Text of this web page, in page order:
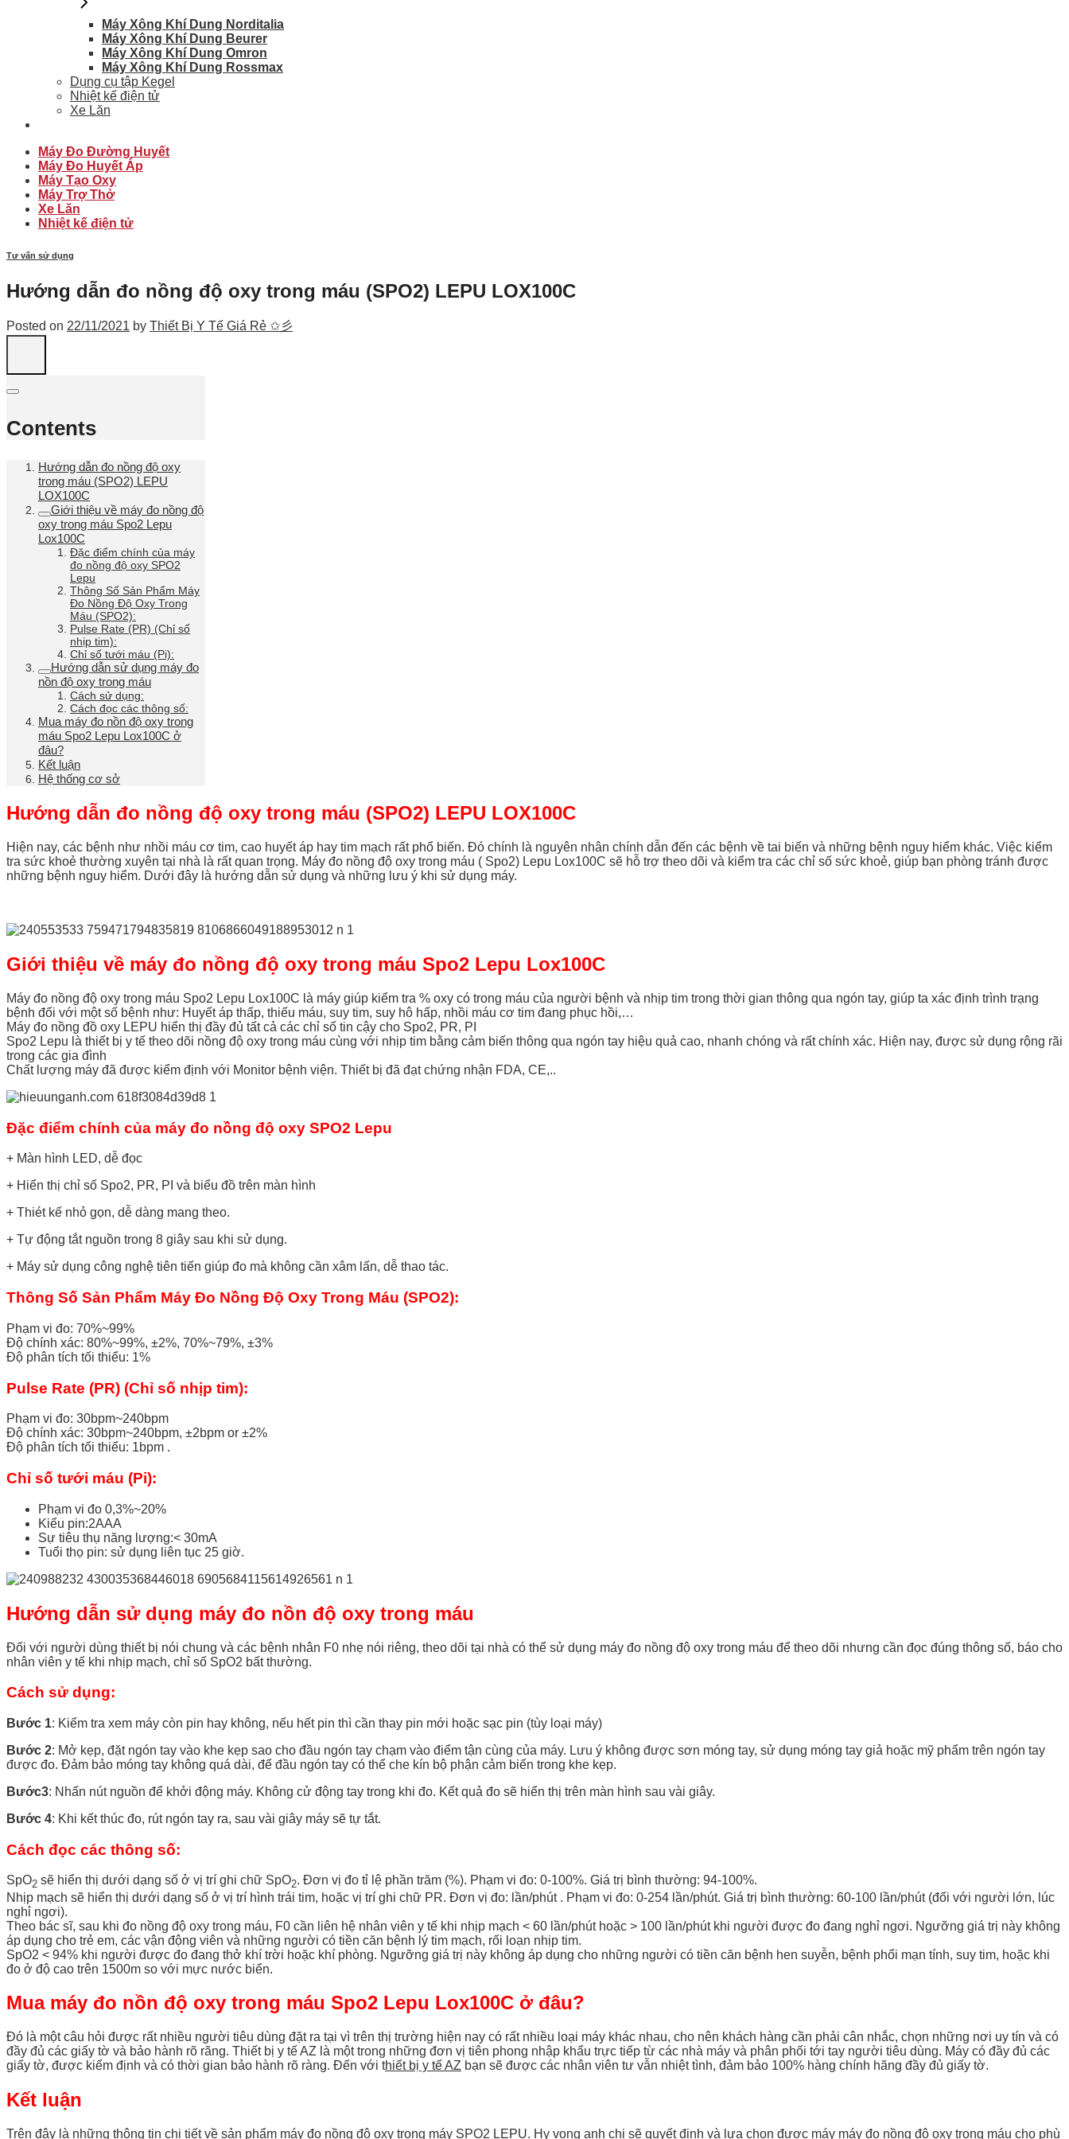
Máy Xông Khí Dung Norditalia
Máy Xông Khí Dung Beurer
Máy Xông Khí Dung Omron
Máy Xông Khí Dung Rossmax
Dụng cụ tập Kegel
Nhiệt kế điện tử
Xe Lăn
Máy Đo Đường Huyết
Máy Đo Huyết Áp
Máy Tạo Oxy
Máy Trợ Thở
Xe Lăn
Nhiệt kế điện tử
Tư vấn sử dụng
Hướng dẫn đo nồng độ oxy trong máu (SPO2) LEPU LOX100C
Posted on 22/11/2021 by Thiết Bị Y Tế Giá Rẻ ✩彡
Contents
Hướng dẫn đo nồng độ oxy
trong máu (SPO2) LEPU
LOX100C
Giới thiệu về máy đo nồng độ
oxy trong máu Spo2 Lepu
Lox100C
Đặc điểm chính của máy
đo nồng độ oxy SPO2
Lepu
Thông Số Sản Phẩm Máy
Đo Nồng Độ Oxy Trong
Máu (SPO2):
Pulse Rate (PR) (Chỉ số
nhịp tim):
Chỉ số tưới máu (Pi):
Hướng dẫn sử dụng máy đo
nồn độ oxy trong máu
Cách sử dụng:
Cách đọc các thông số:
Mua máy đo nồn độ oxy trong
máu Spo2 Lepu Lox100C ở
đâu?
Kết luận
Hệ thống cơ sở
Hướng dẫn đo nồng độ oxy trong máu (SPO2) LEPU LOX100C
Hiện nay, các bệnh như nhồi máu cơ tim, cao huyết áp hay tim mạch rất phổ biến. Đó chính là nguyên nhân chính dẫn đến các bệnh về tai biến và những bệnh nguy hiểm khác. Việc kiểm
tra sức khoẻ thường xuyên tại nhà là rất quan trọng. Máy đo nồng độ oxy trong máu ( Spo2) Lepu Lox100C sẽ hỗ trợ theo dõi và kiểm tra các chỉ số sức khoẻ, giúp bạn phòng tránh được
những bệnh nguy hiểm. Dưới đây là hướng dẫn sử dụng và những lưu ý khi sử dụng máy.
Giới thiệu về máy đo nồng độ oxy trong máu Spo2 Lepu Lox100C
Máy đo nồng độ oxy trong máu Spo2 Lepu Lox100C là máy giúp kiểm tra % oxy có trong máu của người bệnh và nhịp tim trong thời gian thông qua ngón tay, giúp ta xác định trình trạng
bệnh đối với một số bệnh như: Huyết áp thấp, thiếu máu, suy tim, suy hô hấp, nhồi máu cơ tim đang phục hồi,…
Máy đo nồng đồ oxy LEPU hiển thị đầy đủ tất cả các chỉ số tin cậy cho Spo2, PR, PI
Spo2 Lepu là thiết bị y tế theo dõi nồng độ oxy trong máu cùng với nhịp tim bằng cảm biến thông qua ngón tay hiệu quả cao, nhanh chóng và rất chính xác. Hiện nay, được sử dụng rộng rãi
trong các gia đình
Chất lượng máy đã được kiểm định với Monitor bệnh viện. Thiết bị đã đạt chứng nhận FDA, CE,..
Đặc điểm chính của máy đo nồng độ oxy SPO2 Lepu
+ Màn hình LED, dễ đọc
+ Hiển thị chỉ số Spo2, PR, PI và biểu đồ trên màn hình
+ Thiét kế nhỏ gọn, dễ dàng mang theo.
+ Tự động tắt nguồn trong 8 giây sau khi sử dụng.
+ Máy sử dụng công nghệ tiên tiến giúp đo mà không cần xâm lấn, dễ thao tác.
Thông Số Sản Phẩm Máy Đo Nồng Độ Oxy Trong Máu (SPO2):
Phạm vi đo: 70%~99%
Độ chính xác: 80%~99%, ±2%, 70%~79%, ±3%
Độ phân tích tối thiểu: 1%
Pulse Rate (PR) (Chỉ số nhịp tim):
Phạm vi đo: 30bpm~240bpm
Độ chính xác: 30bpm~240bpm, ±2bpm or ±2%
Độ phân tích tối thiểu: 1bpm .
Chỉ số tưới máu (Pi):
Phạm vi đo 0,3%~20%
Kiểu pin:2AAA
Sự tiêu thụ năng lượng:< 30mA
Tuổi thọ pin: sử dụng liên tục 25 giờ.
Hướng dẫn sử dụng máy đo nồn độ oxy trong máu
Đối với người dùng thiết bị nói chung và các bệnh nhân F0 nhẹ nói riêng, theo dõi tại nhà có thể sử dụng máy đo nồng độ oxy trong máu để theo dõi nhưng cần đọc đúng thông số, báo cho
nhân viên y tế khi nhịp mạch, chỉ số SpO2 bất thường.
Cách sử dụng:
Bước 1: Kiểm tra xem máy còn pin hay không, nếu hết pin thì cần thay pin mới hoặc sạc pin (tùy loại máy)
Bước 2: Mở kẹp, đặt ngón tay vào khe kẹp sao cho đầu ngón tay chạm vào điểm tận cùng của máy. Lưu ý không được sơn móng tay, sử dụng móng tay giả hoặc mỹ phẩm trên ngón tay
được đo. Đảm bảo móng tay không quá dài, để đầu ngón tay có thể che kín bộ phận cảm biến trong khe kẹp.
Bước3: Nhấn nút nguồn để khởi động máy. Không cử động tay trong khi đo. Kết quả đo sẽ hiển thị trên màn hình sau vài giây.
Bước 4: Khi kết thúc đo, rút ngón tay ra, sau vài giây máy sẽ tự tắt.
Cách đọc các thông số:
SpO2 sẽ hiển thị dưới dạng số ở vị trí ghi chữ SpO2. Đơn vị đo tỉ lệ phần trăm (%). Phạm vi đo: 0-100%. Giá trị bình thường: 94-100%.
Nhịp mạch sẽ hiển thị dưới dạng số ở vị trí hình trái tim, hoặc vị trí ghi chữ PR. Đơn vị đo: lần/phút . Phạm vi đo: 0-254 lần/phút. Giá trị bình thường: 60-100 lần/phút (đối với người lớn, lúc
nghỉ ngơi).
Theo bác sĩ, sau khi đo nồng độ oxy trong máu, F0 cần liên hệ nhân viên y tế khi nhịp mạch < 60 lần/phút hoặc > 100 lần/phút khi người được đo đang nghỉ ngơi. Ngưỡng giá trị này không
áp dụng cho trẻ em, các vận động viên và những người có tiền căn bệnh lý tim mạch, rối loạn nhịp tim.
SpO2 < 94% khi người được đo đang thở khí trời hoặc khí phòng. Ngưỡng giá trị này không áp dụng cho những người có tiền căn bệnh hen suyễn, bệnh phổi mạn tính, suy tim, hoặc khi
đo ở độ cao trên 1500m so với mực nước biển.
Mua máy đo nồn độ oxy trong máu Spo2 Lepu Lox100C ở đâu?
Đó là một câu hỏi được rất nhiều người tiêu dùng đặt ra tại vì trên thị trường hiện nay có rất nhiều loại máy khác nhau, cho nên khách hàng cần phải cân nhắc, chọn những nơi uy tín và có
đầy đủ các giấy tờ và bảo hành rõ rãng. Thiết bị y tế AZ là một trong những đơn vị tiên phong nhập khẩu trực tiếp từ các nhà máy và phân phối tới tay người tiêu dùng. Máy có đầy đủ các
giấy tờ, được kiểm định và có thời gian bảo hành rõ ràng. Đến với thiết bị y tế AZ bạn sẽ được các nhân viên tư vẫn nhiệt tình, đảm bảo 100% hàng chính hãng đầy đủ giấy tờ.
Kết luận
Trên đây là những thông tin chi tiết về sản phẩm máy đo nồng độ oxy trong máy SPO2 LEPU. Hy vọng anh chị sẽ quyết định và lựa chọn đươc máy máy đo nồng độ oxy trong máu cho phù